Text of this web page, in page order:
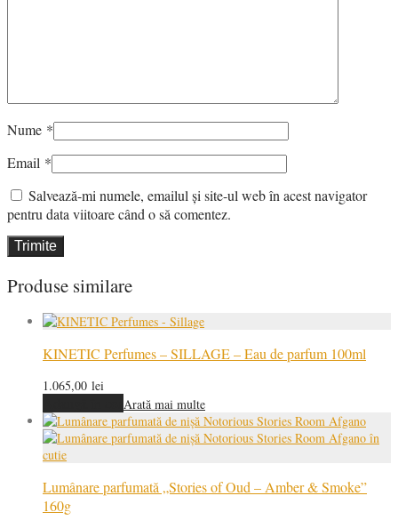
Nume *
Email *
Salvează-mi numele, emailul și site-ul web în acest navigator
pentru data viitoare când o să comentez.
Produse similare
KINETIC Perfumes – SILLAGE – Eau de parfum 100ml
1.065,00 lei
Arată mai multe
Lumânare parfumată „Stories of Oud – Amber & Smoke”
160g